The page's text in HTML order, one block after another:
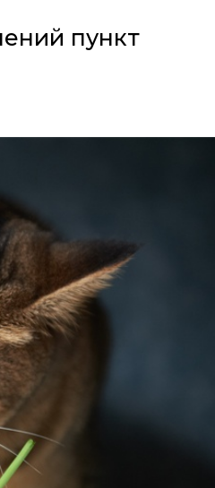
пункт